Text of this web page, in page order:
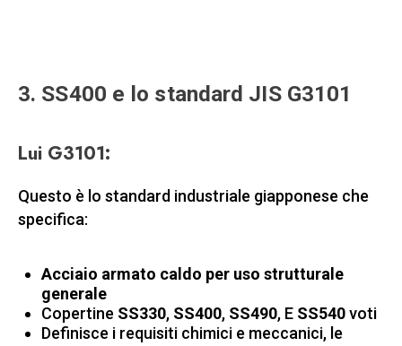
3. SS400 e lo standard JIS G3101
Lui G3101:
Questo è lo standard industriale giapponese che
specifica:
Acciaio armato caldo per uso strutturale
generale
Copertine SS330, SS400, SS490, E SS540voti
Definisce i requisiti chimici e meccanici, le